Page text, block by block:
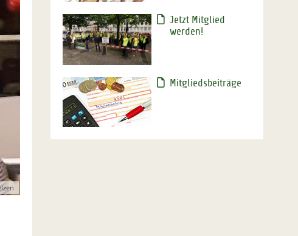
Jetzt Mitglied
werden!
Mitgliedsbeiträge